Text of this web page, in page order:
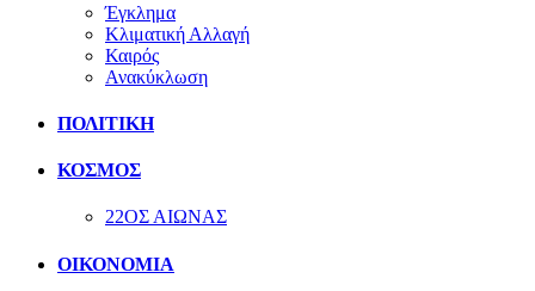
Έγκλημα
Κλιματική Αλλαγή
Καιρός
Ανακύκλωση
ΠΟΛΙΤΙΚΗ
ΚΟΣΜΟΣ
22ΟΣ ΑΙΩΝΑΣ
ΟΙΚΟΝΟΜΙΑ